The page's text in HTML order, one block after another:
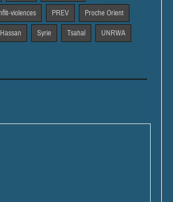
violences PREV Proche Orient
Syrie Tsahal UNRWA